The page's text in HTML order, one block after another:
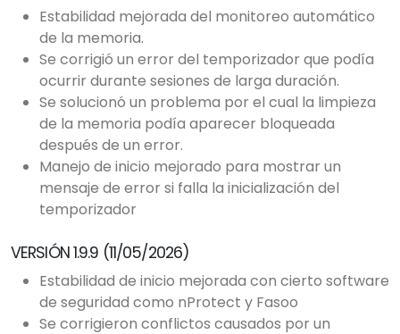
Estabilidad mejorada del monitoreo automático
de la memoria.
Se corrigió un error del temporizador que podía
ocurrir durante sesiones de larga duración.
Se solucionó un problema por el cual la limpieza
de la memoria podía aparecer bloqueada
después de un error.
Manejo de inicio mejorado para mostrar un
mensaje de error si falla la inicialización del
temporizador
VERSIÓN 1.9.9 (11/05/2026)
Estabilidad de inicio mejorada con cierto software
de seguridad como nProtect y Fasoo
Se corrigieron conflictos causados por un